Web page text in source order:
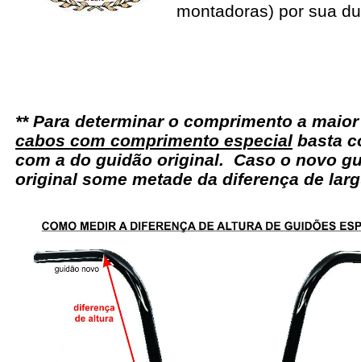
montadoras) por sua
** Para determinar o comprimento a
cabos com comprimento especial basta
com a do guidão original. Caso o novo
original some metade da diferença de